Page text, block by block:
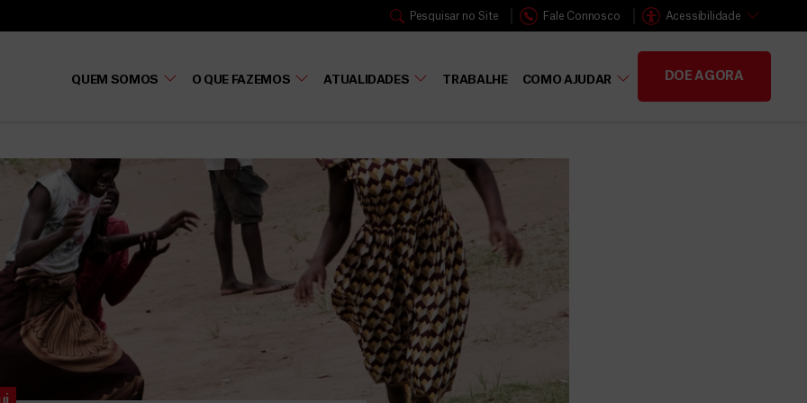
Pesquisar no Site Fale Connosco Acessibilidade
QUEM SOMOS O QUE FAZEMOS ATUALIDADES TRABALHE COMO AJUDAR DOE AGORA